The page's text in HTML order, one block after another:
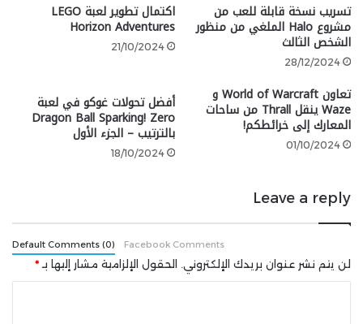
بالطبع، هناك العديد من الأدوات الرائعة الجديدة، وعلى
رأسها منشار الدرع، الذي يمكنه الصد والرمي. أُضيفت أيضًا
بعض أسلحة المشاجرة لمضاعفة إحساس القرون الوسطى،
لذا سيكون لدى اللاعبين سوط حديدي وقفاز مكهرب
وصولجان مسنن لضرب الأعداء به، حتى أنها تأتي مع
مجموعات وترقيات خاصة بها. وغني عن القول، أن هناك
الكثير من الأسلحة القوية المدمرة أيضًا، لأنها لا تزال لعبة
في العصور الوسطى مثل قاذف الجماجم والدروع
يعد القضاء على الأعداء بأن يكون القضاء على الأعداء أكثر
روعة هذه المرة، وذلك بفضل نظام Glory Kill الجديد الذي
تسريب نسخة قابلة للعب من
مشروع Halo الملغي من منظور
الشخص الثالث
28/12/2024
اكتمال تطوير لعبة LEGO
Horizon Adventures
21/10/2024
تعاون World of Warcraft و
Waze ينقل Thrall من ساحات
المعارك إلى خرائطكم!
01/10/2024
أفضل تحولات غوكو في لعبة
Dragon Ball Sparking! Zero
بالترتيب – الجزء الأول
18/10/2024
Leave a reply
Default Comments (0) Facebook Comments
لن يتم نشر عنوان بريدك الإلكتروني. الحقول الإلزامية مشار إليها بـ *